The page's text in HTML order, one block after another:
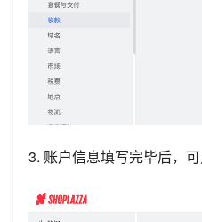
3. 账户信息填写完毕后，